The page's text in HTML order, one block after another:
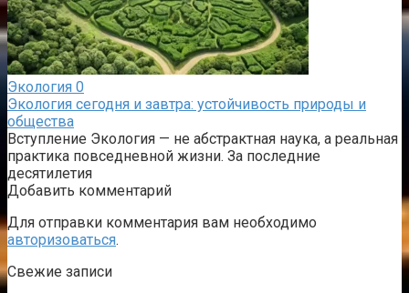
Экология 0
Экология сегодня и завтра: устойчивость природы и
общества
Вступление Экология — не абстрактная наука, а реальная
практика повседневной жизни. За последние
десятилетия
Добавить комментарий
Для отправки комментария вам необходимо
авторизоваться.
Свежие записи